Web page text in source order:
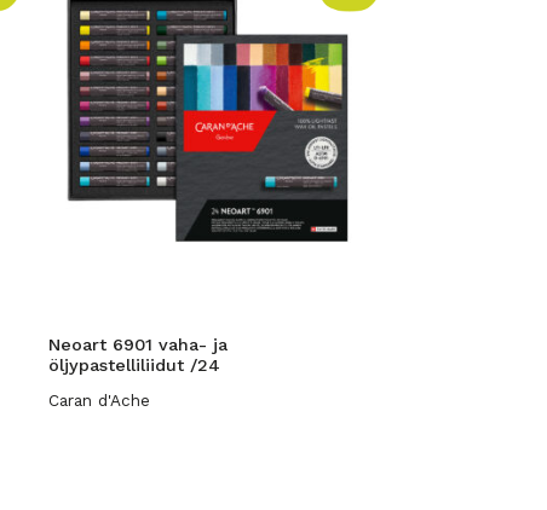
Neoart 6901 vaha- ja
öljypastelliliidut /24
Caran d'Ache